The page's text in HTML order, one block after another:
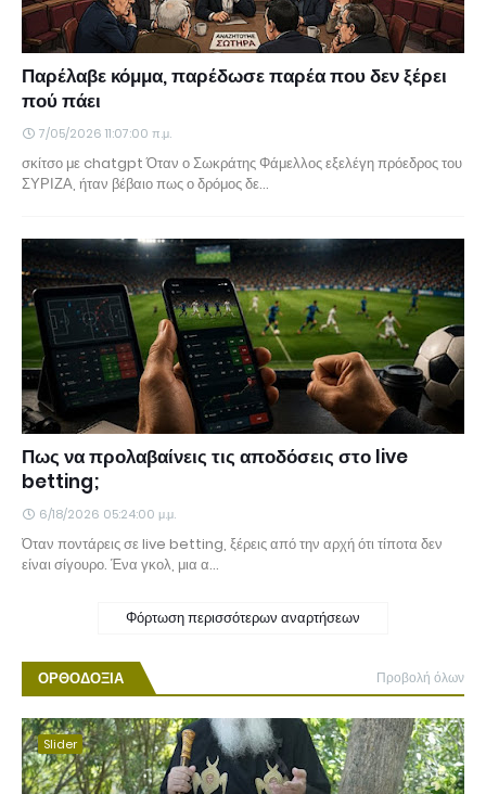
Παρέλαβε κόμμα, παρέδωσε παρέα που δεν ξέρει
πού πάει
7/05/2026 11:07:00 π.μ.
σκίτσο με chatgpt Όταν ο Σωκράτης Φάμελλος εξελέγη πρόεδρος του
ΣΥΡΙΖΑ, ήταν βέβαιο πως ο δρόμος δε…
Πως να προλαβαίνεις τις αποδόσεις στο live
betting;
6/18/2026 05:24:00 μ.μ.
Όταν ποντάρεις σε live betting, ξέρεις από την αρχή ότι τίποτα δεν
είναι σίγουρο. Ένα γκολ, μια α…
Φόρτωση περισσότερων αναρτήσεων
ΟΡΘΟΔΟΞΙΑ Προβολή όλων
Slider